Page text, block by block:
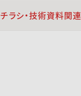
チラシ・技術資料関連